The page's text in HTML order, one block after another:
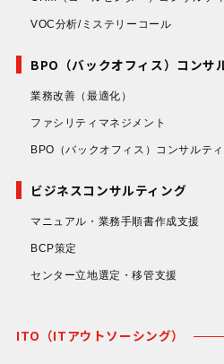
VOC分析/ミステリーコール
BPO（バックオフィス）コンサ
業務改善 （最適化）
ファシリティマネジメント
BPO（バックオフィス）コンサルテ
ビジネスコンサルティング
マニュアル・業務手順書作成支援
BCP策定
センター立地選定・移管支援
ITO（ITアウトソーシング）